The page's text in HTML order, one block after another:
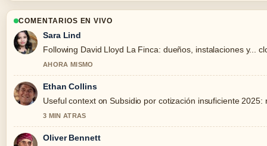
COMENTARIOS EN VIVO
Sara Lind
Following David Lloyd La Finca: dueños, instalaciones y...
AHORA MISMO
Ethan Collins
Useful context on Subsidio por cotización insuficiente
3 MIN ATRAS
Oliver Bennett